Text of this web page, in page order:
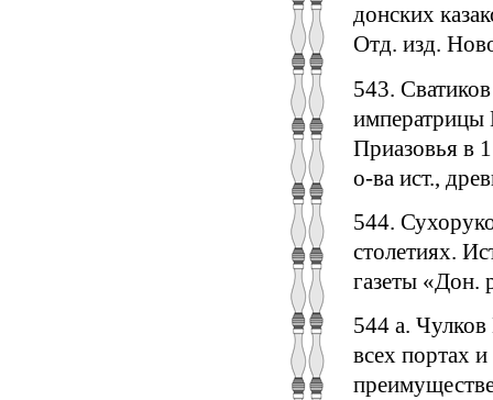
донских
Отд. изд.
543.
императрицы
Приазовья в
о-ва ист.,
544.
столетиях.
газеты «Дон.
544 а.
всех портах